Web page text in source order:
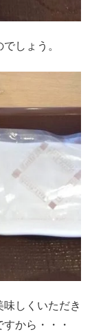
しょう。
しくいただき
から・・・